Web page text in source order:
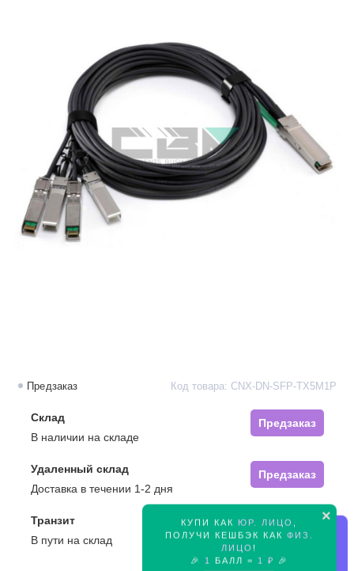
×
КУПИ КАК ЮР. ЛИЦО
ПОЛУЧИ КЕШБЭК КАК ФИЗ.
ЛИЦО !
🎉
1 БАЛЛ = 1 ₽ 🎉
Предзаказ Код товара: CNX-DN-SFP-TX5M1P
Склад
Предзаказ
В наличии на складе
Удаленный склад
Предзаказ
Доставка в течении 1-2 дня
Транзит
Предзаказ
В пути на склад